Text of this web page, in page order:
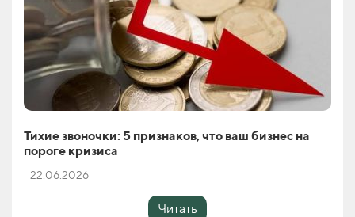
Тихие звоночки: 5 признаков, что ваш бизнес на
пороге кризиса
22.06.2026
Читать